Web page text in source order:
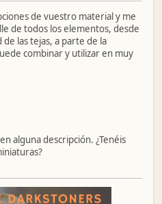
de vuestro material y me
de todos los elementos, desde
las tejas, a parte de la
combinar y utilizar en muy
alguna descripción. ¿Tenéis